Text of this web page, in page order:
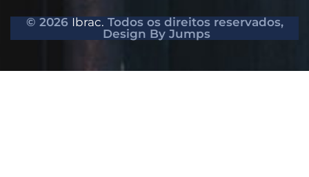
© 2026 Ibrac. Todos os direitos reservados,
Design By Jumps